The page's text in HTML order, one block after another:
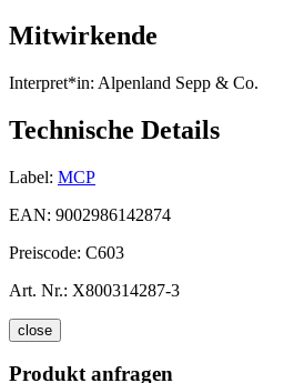
Mitwirkende
Interpret*in: Alpenland Sepp & Co.
Technische Details
Label: MCP
EAN: 9002986142874
Preiscode: C603
Art. Nr.: X800314287-3
close
Produkt anfragen